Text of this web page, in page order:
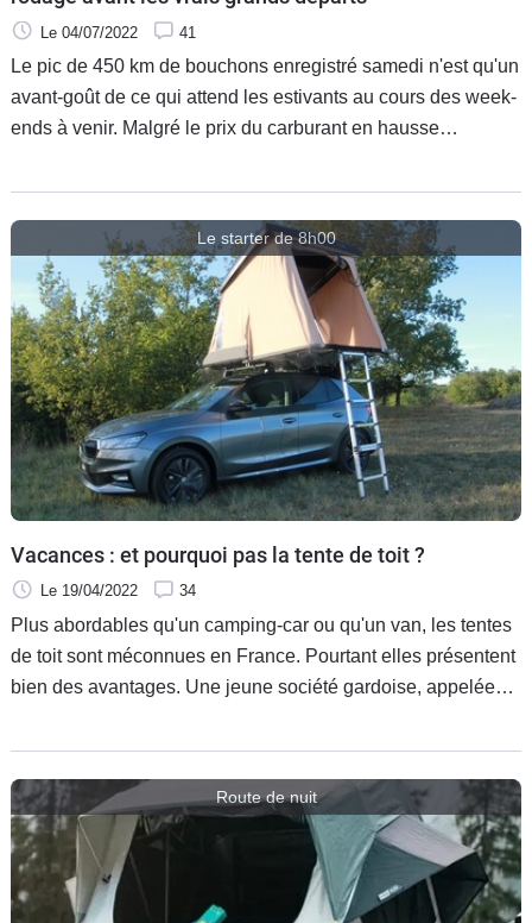
Le 04/07/2022 41
Le pic de 450 km de bouchons enregistré samedi n'est qu'un
avant-goût de ce qui attend les estivants au cours des week-
ends à venir. Malgré le prix du carburant en hausse
vacances. En témoignent les prévisions de BlablaCar qui
prévoit plus de 4,5 millions de voyageurs sur son réseau de
covoiturage et de bus d'ici la fin du mois d'août.
Le starter de 8h00
Vacances : et pourquoi pas la tente de toit ?
Le 19/04/2022 34
Plus abordables qu'un camping-car ou qu'un van, les tentes
de toit sont méconnues en France. Pourtant elles présentent
bien des avantages. Une jeune société gardoise, appelée
modulable qui s’adresse aux petites familles.
Route de nuit